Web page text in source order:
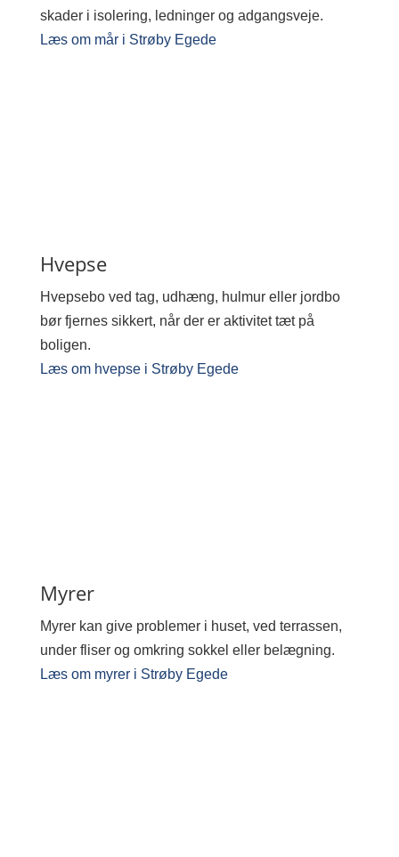
skader i isolering, ledninger og adgangsveje.
Læs om mår i Strøby Egede
Hvepse
Hvepsebo ved tag, udhæng, hulmur eller jordbo
bør fjernes sikkert, når der er aktivitet tæt på
boligen.
Læs om hvepse i Strøby Egede
Myrer
Myrer kan give problemer i huset, ved terrassen,
under fliser og omkring sokkel eller belægning.
Læs om myrer i Strøby Egede